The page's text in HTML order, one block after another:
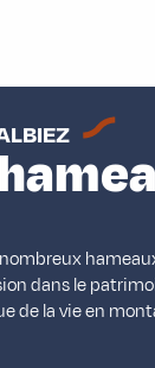
dans le
la vie en